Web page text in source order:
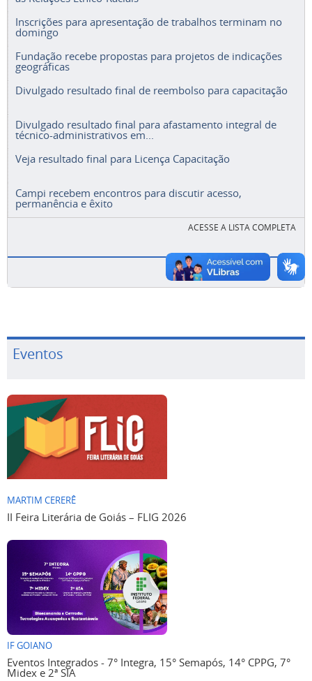
Inscrições para apresentação de trabalhos terminam no
domingo
Fundação recebe propostas para projetos de indicações
geográficas
Divulgado resultado final de reembolso para capacitação
Divulgado resultado final para afastamento integral de
técnico-administrativos em...
Veja resultado final para Licença Capacitação
Campi recebem encontros para discutir acesso,
permanência e êxito
ACESSE A LISTA COMPLETA
Eventos
MARTIM CERERÊ
II Feira Literária de Goiás – FLIG 2026
IF GOIANO
Eventos Integrados - 7° Integra, 15° Semapós, 14° CPPG, 7°
Midex e 2ª SIA